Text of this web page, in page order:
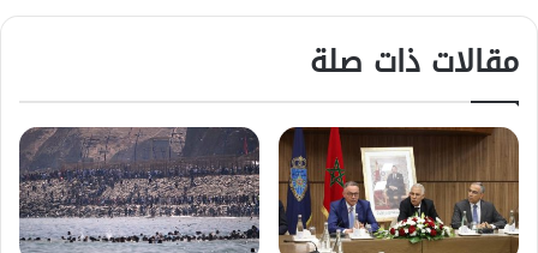
مقالات ذات صلة